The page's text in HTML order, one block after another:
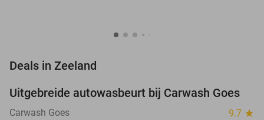
Deals in Zeeland
36%
Uitgebreide autowasbeurt bij Carwash Goes
Carwash Goes 9.7 star